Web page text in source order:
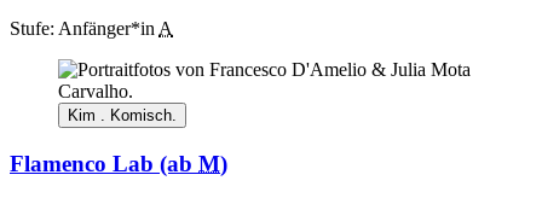
Stufe: Anfänger*in A
Kim . Komisch.
Flamenco Lab (ab M)